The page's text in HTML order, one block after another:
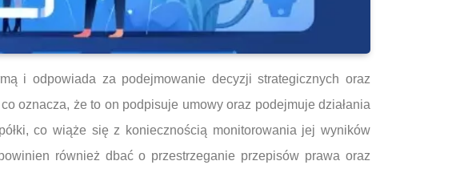
i odpowiada za podejmowanie decyzji strategicznych oraz
oznacza, że to on podpisuje umowy oraz podejmuje działania
co wiąże się z koniecznością monitorowania jej wyników
również dbać o przestrzeganie przepisów prawa oraz